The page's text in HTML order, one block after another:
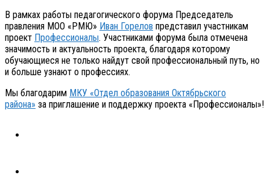
В рамках работы педагогического форума Председатель
правления МОО «РМЮ» Иван Горелов представил участникам
проект Профессионалы. Участниками форума была отмечена
значимость и актуальность проекта, благодаря которому
обучающиеся не только найдут свой профессиональный путь, но
и больше узнают о профессиях.
Мы благодарим МКУ «Отдел образования Октябрьского
района» за приглашение и поддержку проекта «Профессионалы»!